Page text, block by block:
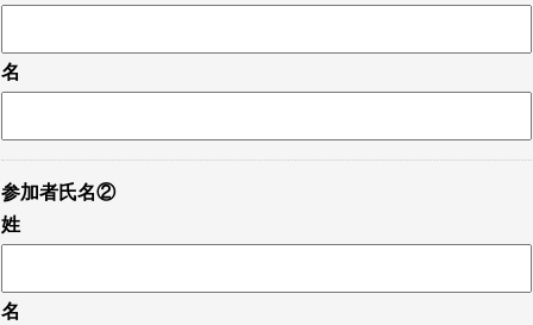
名
参加者氏名②
姓
名